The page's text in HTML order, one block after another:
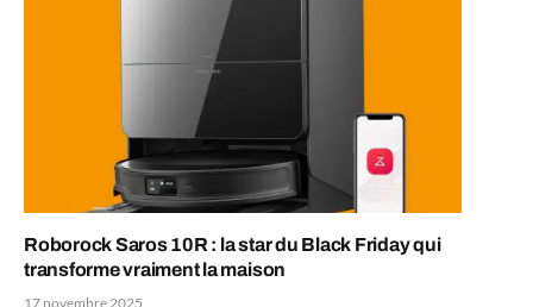
Roborock Saros 10R : la star du Black Friday qui
transforme vraiment la maison
17 novembre 2025